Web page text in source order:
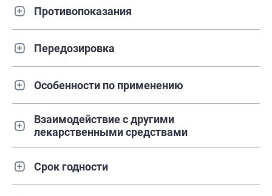
Противопоказания
Передозировка
Особенности по применению
Взаимодействие с другими
лекарственными средствами
Срок годности